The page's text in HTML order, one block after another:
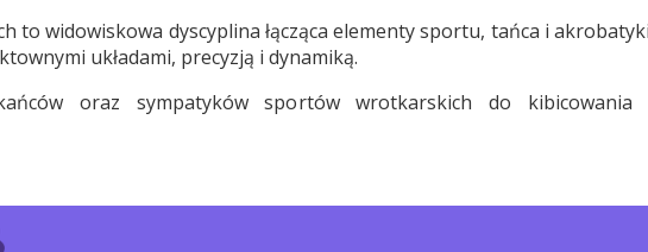
to widowiskowa dyscyplina łącząca elementy sportu, tańca i
układami, precyzją i dynamiką.
oraz sympatyków sportów wrotkarskich do kibicowania